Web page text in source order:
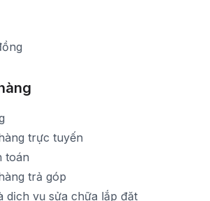
trực tuyến
toán
trả góp
dịch vụ sửa chữa lắp đặt